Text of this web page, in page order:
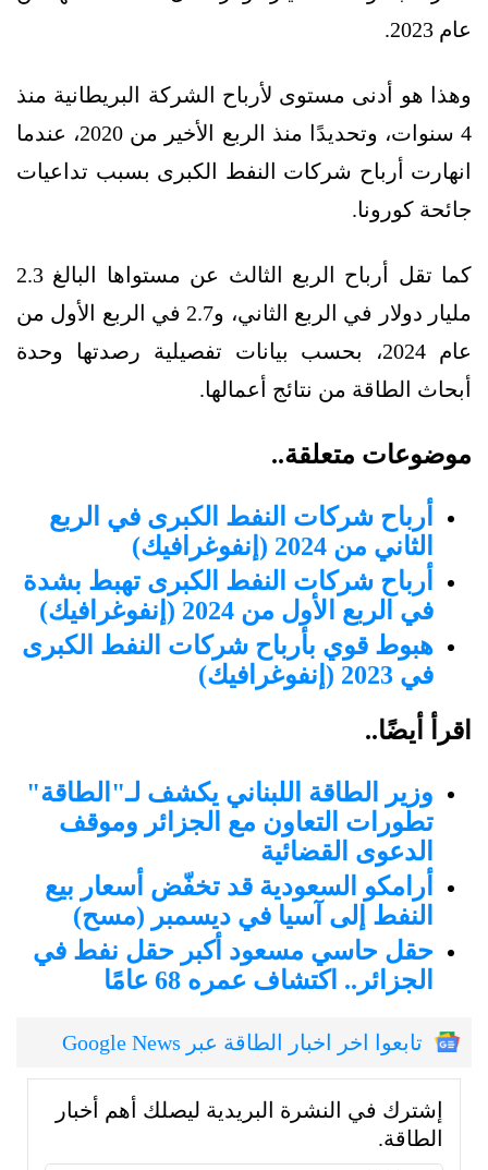
عام 2023.
وهذا هو أدنى مستوى لأرباح الشركة البريطانية منذ
4 سنوات، وتحديدًا منذ الربع الأخير من 2020، عندما
انهارت أرباح شركات النفط الكبرى بسبب تداعيات
جائحة كورونا.
كما تقل أرباح الربع الثالث عن مستواها البالغ 2.3
مليار دولار في الربع الثاني، و2.7 في الربع الأول من
عام 2024، بحسب بيانات تفصيلية رصدتها وحدة
أبحاث الطاقة من نتائج أعمالها.
موضوعات متعلقة..
أرباح شركات النفط الكبرى في الربع
الثاني من 2024 (إنفوغرافيك)
أرباح شركات النفط الكبرى تهبط بشدة
في الربع الأول من 2024 (إنفوغرافيك)
هبوط قوي بأرباح شركات النفط الكبرى
في 2023 (إنفوغرافيك)
اقرأ أيضًا..
وزير الطاقة اللبناني يكشف لـ"الطاقة"
تطورات التعاون مع الجزائر وموقف
الدعوى القضائية
أرامكو السعودية قد تخفّض أسعار بيع
النفط إلى آسيا في ديسمبر (مسح)
حقل حاسي مسعود أكبر حقل نفط في
الجزائر.. اكتشاف عمره 68 عامًا
تابعوا اخر اخبار الطاقة عبر Google News
إشترك في النشرة البريدية ليصلك أهم أخبار
الطاقة.